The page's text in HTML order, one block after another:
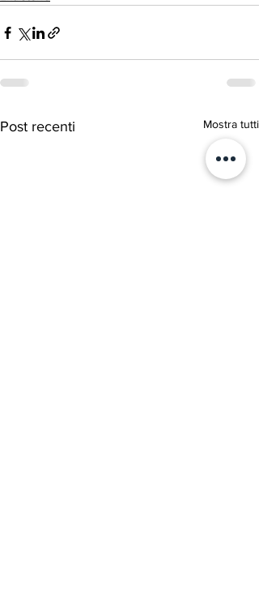
Post recenti Mostra tutti